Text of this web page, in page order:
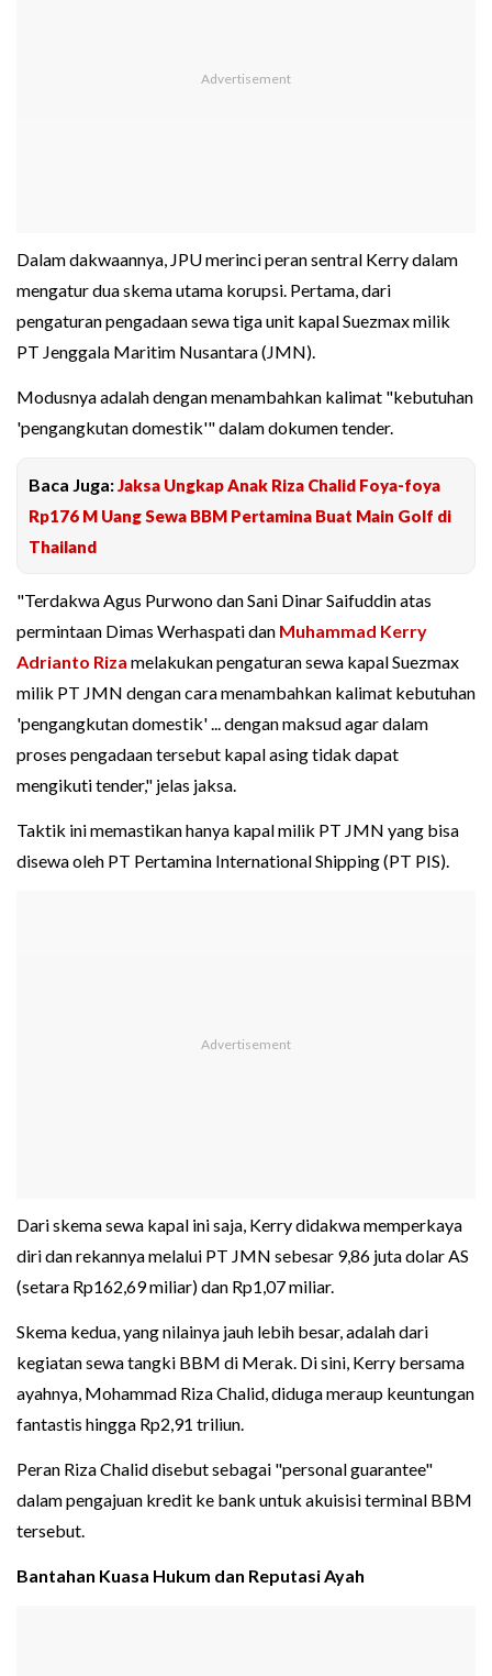
Dalam dakwaannya, JPU merinci peran sentral Kerry dalam
mengatur dua skema utama korupsi. Pertama, dari
pengaturan pengadaan sewa tiga unit kapal Suezmax milik
PT Jenggala Maritim Nusantara (JMN).
Modusnya adalah dengan menambahkan kalimat "kebutuhan
'pengangkutan domestik'" dalam dokumen tender.
Baca Juga:Jaksa Ungkap Anak Riza Chalid Foya-foya
Rp176 M Uang Sewa BBM Pertamina Buat Main Golf di
Thailand
"Terdakwa Agus Purwono dan Sani Dinar Saifuddin atas
permintaan Dimas Werhaspati dan Muhammad Kerry
Adrianto Riza melakukan pengaturan sewa kapal Suezmax
milik PT JMN dengan cara menambahkan kalimat kebutuhan
'pengangkutan domestik' ... dengan maksud agar dalam
proses pengadaan tersebut kapal asing tidak dapat
mengikuti tender," jelas jaksa.
Taktik ini memastikan hanya kapal milik PT JMN yang bisa
disewa oleh PT Pertamina International Shipping (PT PIS).
Dari skema sewa kapal ini saja, Kerry didakwa memperkaya
diri dan rekannya melalui PT JMN sebesar 9,86 juta dolar AS
(setara Rp162,69 miliar) dan Rp1,07 miliar.
Skema kedua, yang nilainya jauh lebih besar, adalah dari
kegiatan sewa tangki BBM di Merak. Di sini, Kerry bersama
ayahnya, Mohammad Riza Chalid, diduga meraup keuntungan
fantastis hingga Rp2,91 triliun.
Peran Riza Chalid disebut sebagai "personal guarantee"
dalam pengajuan kredit ke bank untuk akuisisi terminal BBM
tersebut.
Bantahan Kuasa Hukum dan Reputasi Ayah